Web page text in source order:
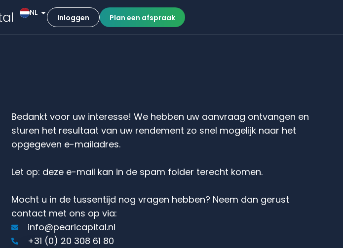
NL
Inloggen Plan een afspraak
Bedankt voor uw interesse! We hebben uw aanvraag ontvangen en
sturen het resultaat van uw rendement zo snel mogelijk naar het
opgegeven e-mail­adres.
Let op: deze e-mail kan in de spam folder terecht komen.
Mocht u in de tussentijd nog vragen hebben? Neem dan gerust
contact met ons op via:
info@pearlcapital.nl
+31 (0) 20 308 61 80